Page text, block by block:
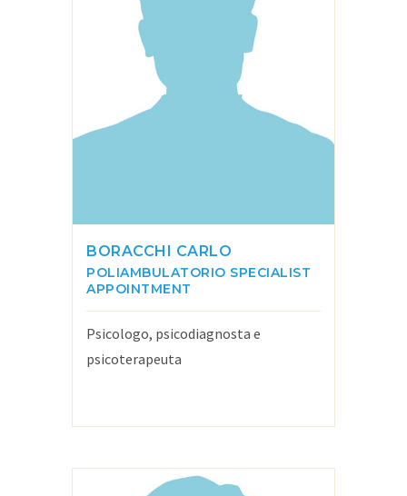
BORACCHI CARLO
POLIAMBULATORIO SPECIALIST
APPOINTMENT
Psicologo, psicodiagnosta e
psicoterapeuta